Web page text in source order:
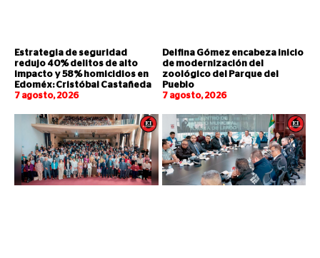
Estrategia de seguridad
redujo 40% delitos de alto
impacto y 58% homicidios en
Edoméx: Cristóbal Castañeda
7 agosto, 2026
Delfina Gómez encabeza inicio
de modernización del
zoológico del Parque del
Pueblo
7 agosto, 2026